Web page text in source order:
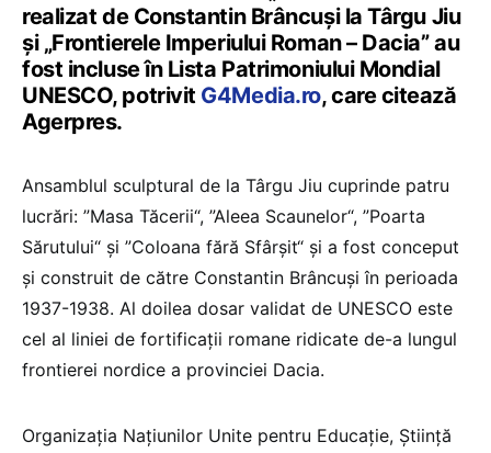
realizat de Constantin Brâncuși la Târgu Jiu
și „Frontierele Imperiului Roman – Dacia” au
fost incluse în Lista Patrimoniului Mondial
UNESCO, potrivit G4Media.ro, care citează
Agerpres.
Ansamblul sculptural de la Târgu Jiu cuprinde patru
lucrări: ”Masa Tăcerii“, ”Aleea Scaunelor“, ”Poarta
Sărutului“ şi ”Coloana fără Sfârşit“ și a fost conceput
şi construit de către Constantin Brâncuşi în perioada
1937-1938. Al doilea dosar validat de UNESCO este
cel al liniei de fortificații romane ridicate de-a lungul
frontierei nordice a provinciei Dacia.
Organizația Națiunilor Unite pentru Educație, Știință